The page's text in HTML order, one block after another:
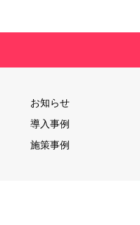
お知らせ
導入事例
施策事例